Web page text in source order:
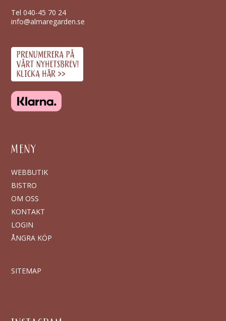
Tel040-45 70 24
info@almaregarden.se
MENY
WEBBUTIK
BISTRO
OM OSS
KONTAKT
LOGIN
ÅNGRA KÖP
SITEMAP